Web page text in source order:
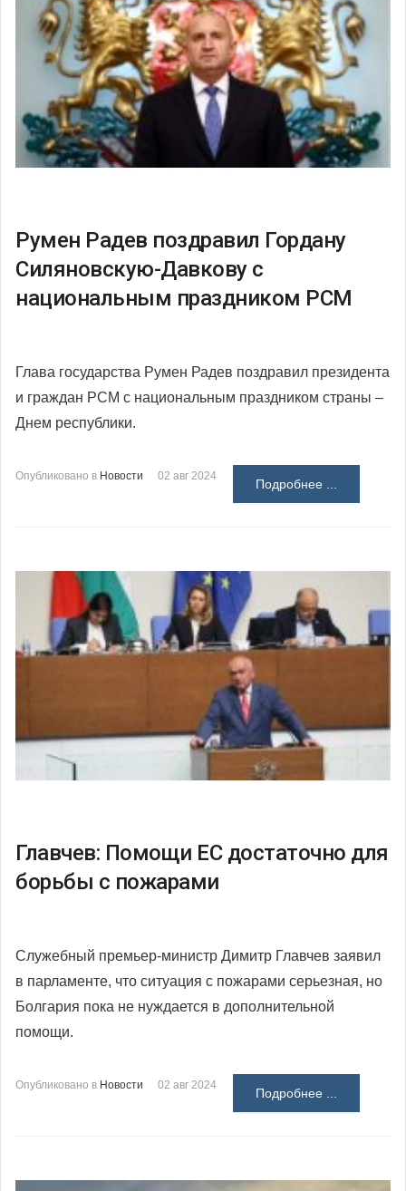
Румен Радев поздравил Гордану
Силяновскую-Давкову с
национальным праздником РСМ
Глава государства Румен Радев поздравил президента
и граждан РСМ с национальным праздником страны –
Днем республики.
Опубликовано в Новости 02 авг 2024
Подробнее ...
Главчев: Помощи ЕС достаточно для
борьбы с пожарами
Служебный премьер-министр Димитр Главчев заявил
в парламенте, что ситуация с пожарами серьезная, но
Болгария пока не нуждается в дополнительной
помощи.
Опубликовано в Новости 02 авг 2024
Подробнее ...